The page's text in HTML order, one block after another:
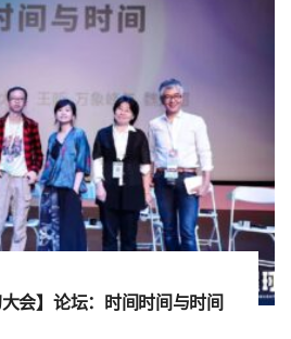
大会】论坛：时间时间与时间